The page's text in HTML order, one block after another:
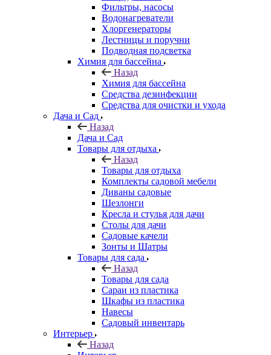
Фильтры, насосы
Водонагреватели
Хлоргенераторы
Лестницы и поручни
Подводная подсветка
Химия для бассейна
Назад
Химия для бассейна
Средства дезинфекции
Средства для очистки и ухода
Дача и Сад
Назад
Дача и Сад
Товары для отдыха
Назад
Товары для отдыха
Комплекты садовой мебели
Диваны садовые
Шезлонги
Кресла и стулья для дачи
Столы для дачи
Садовые качели
Зонты и Шатры
Товары для сада
Назад
Товары для сада
Сараи из пластика
Шкафы из пластика
Навесы
Садовый инвентарь
Интерьер
Назад